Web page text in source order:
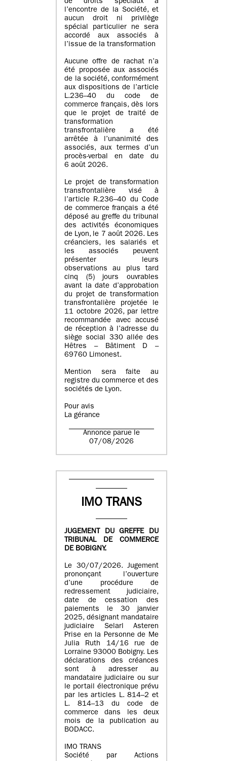
de droits spéciaux à
l’encontre de la Société, et
aucun droit ni privilège
spécial particulier ne sera
accordé aux associés à
l’issue de la transformation
Aucune offre de rachat n’a
été proposée aux associés
de la société, conformément
aux dispositions de l’article
L.236–40 du code de
commerce français, dès lors
que le projet de traité de
transformation
transfrontalière a été
arrêtée à l’unanimité des
associés, aux termes d’un
procès-verbal en date du
6 août 2026.
Le projet de transformation
transfrontalière visé à
l’article R.236–40 du Code
de commerce français a été
déposé au greffe du tribunal
des activités économiques
de Lyon, le 7 août 2026. Les
créanciers, les salariés et
les associés peuvent
présenter leurs
observations au plus tard
cinq (5) jours ouvrables
avant la date d’approbation
du projet de transformation
transfrontalière projetée le
11 octobre 2026, par lettre
recommandée avec accusé
de réception à l’adresse du
siège social 330 allée des
Hêtres – Bâtiment D –
69760 Limonest.
Mention sera faite au
registre du commerce et des
sociétés de Lyon.
Pour avis
La gérance
Annonce parue le
07/08/2026
IMO TRANS
JUGEMENT DU GREFFE DU
TRIBUNAL DE COMMERCE
DE BOBIGNY.
Le 30/07/2026. Jugement
prononçant l’ouverture
d’une procédure de
redressement judiciaire,
date de cessation des
paiements le 30 janvier
2025, désignant mandataire
judiciaire Selarl Asteren
Prise en la Personne de Me
Julia Ruth 14/16 rue de
Lorraine 93000 Bobigny. Les
déclarations des créances
sont à adresser au
mandataire judiciaire ou sur
le portail électronique prévu
par les articles L. 814–2 et
L. 814–13 du code de
commerce dans les deux
mois de la publication au
BODACC.
IMO TRANS
Société par Actions